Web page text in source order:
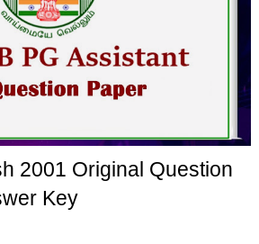
2001 Original Question
Key